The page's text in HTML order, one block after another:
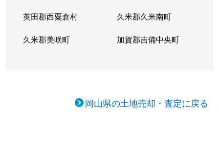
英田郡西粟倉村 久米郡久米南町
久米郡美咲町 加賀郡吉備中央町
岡山県の土地売却・査定に戻る